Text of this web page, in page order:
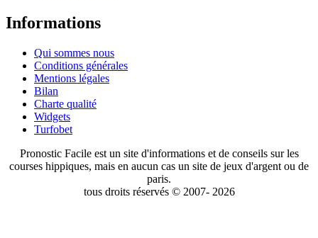
Informations
Qui sommes nous
Conditions générales
Mentions légales
Bilan
Charte qualité
Widgets
Turfobet
Pronostic Facile est un site d'informations et de conseils sur les
courses hippiques, mais en aucun cas un site de jeux d'argent ou de
paris.
tous droits réservés © 2007- 2026